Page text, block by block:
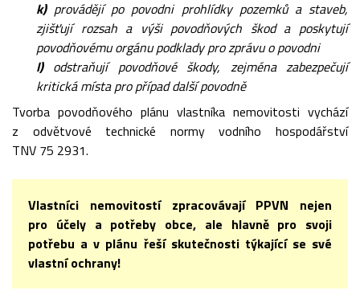
k)provádějí po povodni prohlídky pozemků a staveb,
zjišťují rozsah a výši povodňových škod a poskytují
povodňovému orgánu podklady pro zprávu o povodni
l)odstraňují povodňové škody, zejména zabezpečují
kritická místa pro případ další povodně
Tvorba povodňového plánu vlastníka nemovitosti vychází
z odvětvové technické normy vodního hospodářství
TNV 75 2931.
Vlastníci nemovitostí zpracovávají PPVN nejen
pro účely a potřeby obce, ale hlavně pro svoji
potřebu a v plánu řeší skutečnosti týkající se své
vlastní ochrany!